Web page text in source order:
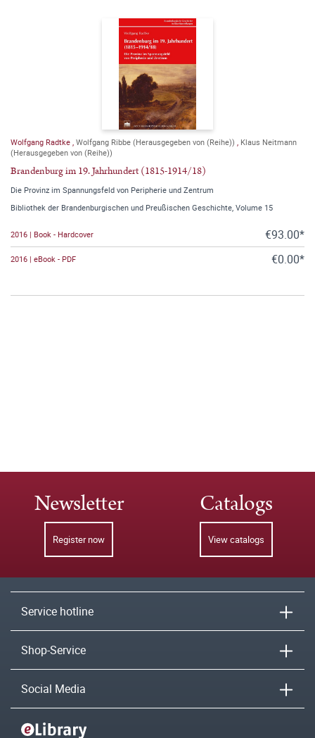
Wolfgang Radtke Wolfgang Ribbe (Herausgegeben von (Reihe))
Klaus Neitmann
(Herausgegeben von (Reihe))
Brandenburg im 19. Jahrhundert (1815-1914/18)
Die Provinz im Spannungsfeld von Peripherie und Zentrum
Bibliothek der Brandenburgischen und Preußischen Geschichte, Volume 15
2016 | Book - Hardcover €93.00*
2016 | eBook - PDF €0.00*
Newsletter
Register now
Catalogs
View catalogs
Service hotline
Shop-Service
Social Media